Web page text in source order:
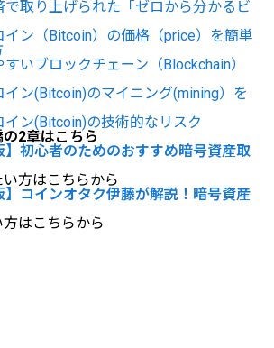
で取り上げられた「ゼロから分かるビ
イン（Bitcoin）の価格（price）を簡単
いブロックチェーン（Blockchain）
ン(Bitcoin)のマイニング(mining）を
ン(Bitcoin)の技術的なリスク
2章はこちら
】初心者のためのおすすめ暗号資産取
方はこちらから
】コインオタク伊藤が解説！暗号資産
はこちらから